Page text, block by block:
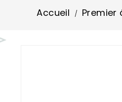
Accueil Premier